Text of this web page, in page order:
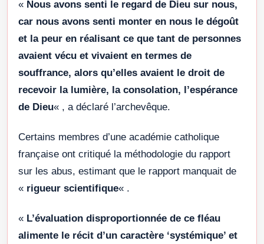
« Nous avons senti le regard de Dieu sur nous,
car nous avons senti monter en nous le dégoût
et la peur en réalisant ce que tant de personnes
avaient vécu et vivaient en termes de
souffrance, alors qu’elles avaient le droit de
recevoir la lumière, la consolation, l’espérance
de Dieu« , a déclaré l’archevêque.
Certains membres d’une académie catholique
française ont critiqué la méthodologie du rapport
sur les abus, estimant que le rapport manquait de
« rigueur scientifique« .
« L’évaluation disproportionnée de ce fléau
alimente le récit d’un caractère ‘systémique’ et